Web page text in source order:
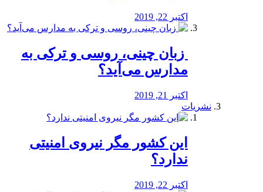
اکتبر 22, 2019
️ زبان چینی، روسی و ترکی به
مدارس می‌آید؟
اکتبر 21, 2019
نشریات
این کشور مگر نیروی امنیتی
ندارد؟
اکتبر 22, 2019